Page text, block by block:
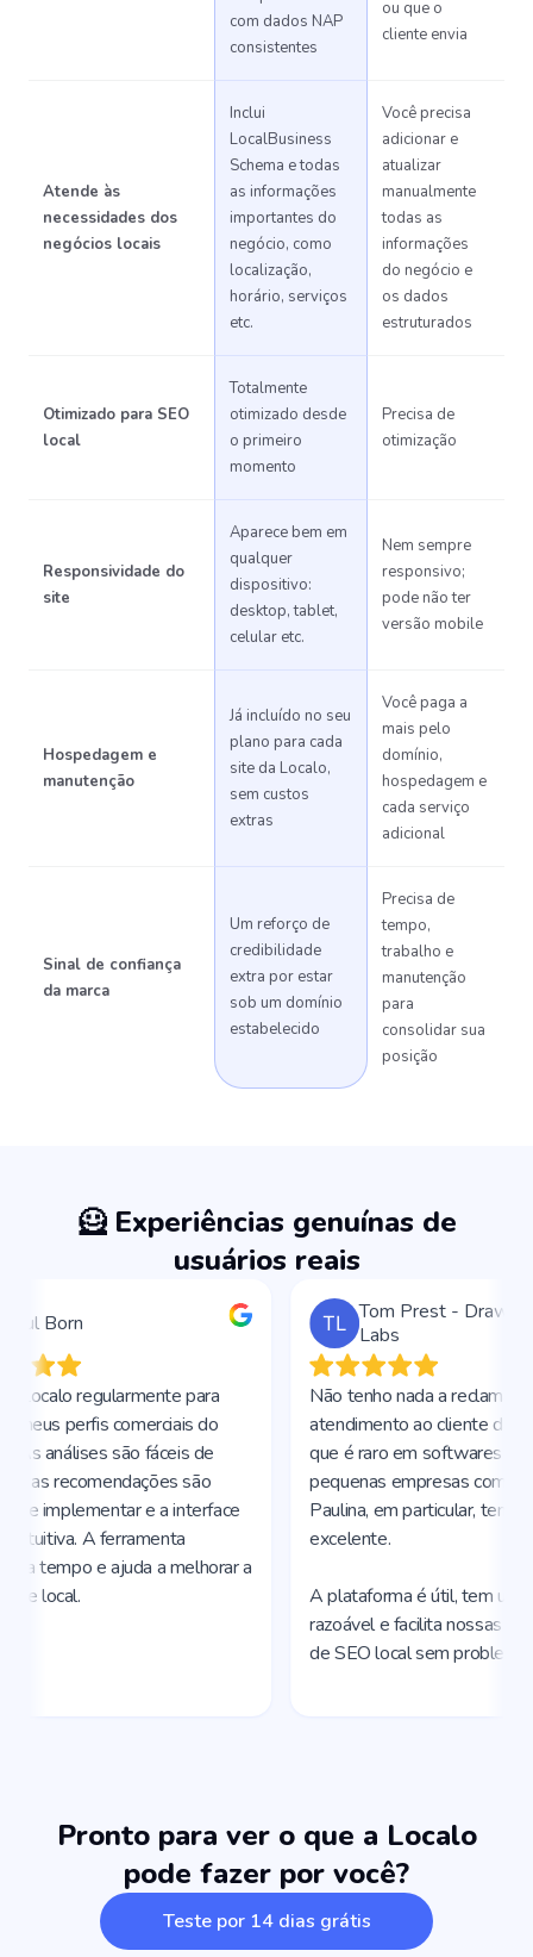
com dados NAP
consistentes
ou que o
cliente envia
Atende às
necessidades dos
negócios locais
Inclui
LocalBusiness
Schema e todas
as informações
importantes do
negócio, como
localização,
horário, serviços
etc.
Você precisa
adicionar e
atualizar
manualmente
todas as
informações
do negócio e
os dados
estruturados
Otimizado para SEO
local
Totalmente
otimizado desde
o primeiro
momento
Precisa de
otimização
Responsividade do
site
Aparece bem em
qualquer
dispositivo:
desktop, tablet,
celular etc.
Nem sempre
responsivo;
pode não ter
versão mobile
Hospedagem e
manutenção
Já incluído no seu
plano para cada
site da Localo,
sem custos
extras
Você paga a
mais pelo
domínio,
hospedagem e
cada serviço
adicional
Sinal de confiança
da marca
Um reforço de
credibilidade
extra por estar
sob um domínio
estabelecido
Precisa de
tempo,
trabalho e
manutenção
para
consolidar sua
posição
🦸 Experiências genuínas de
usuários reais
Pronto para ver o que a Localo
pode fazer por você?
Teste por 14 dias grátis